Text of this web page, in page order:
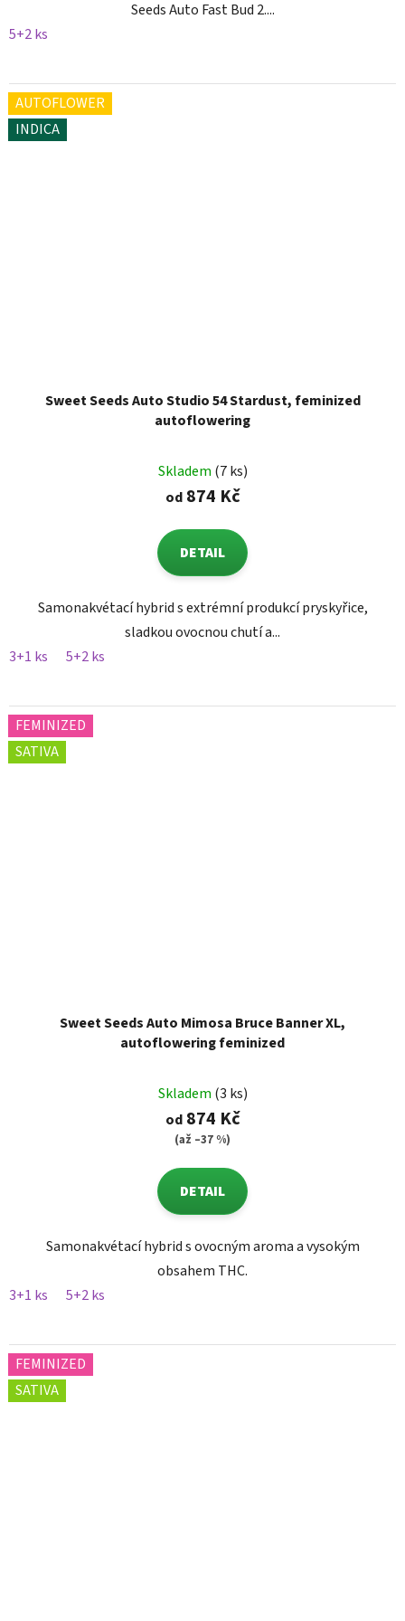
Seeds Auto Fast Bud 2....
5+2 ks
AUTOFLOWER
INDICA
Sweet Seeds Auto Studio 54 Stardust, feminized
autoflowering
Skladem (7 ks)
od874 Kč
DETAIL
Samonakvétací hybrid s extrémní produkcí pryskyřice,
sladkou ovocnou chutí a...
3+1 ks
5+2 ks
FEMINIZED
SATIVA
Sweet Seeds Auto Mimosa Bruce Banner XL,
autoflowering feminized
Skladem (3 ks)
od874 Kč
(až –37 %)
DETAIL
Samonakvétací hybrid s ovocným aroma a vysokým
obsahem THC.
3+1 ks
5+2 ks
FEMINIZED
SATIVA